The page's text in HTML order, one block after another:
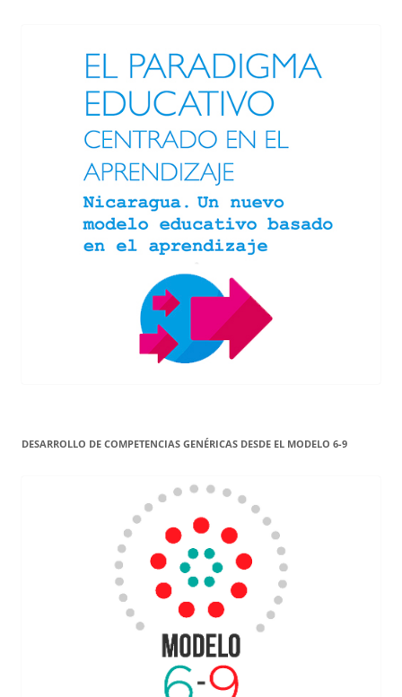
DESARROLLO DE COMPETENCIAS GENÉRICAS DESDE EL MODELO 6-9